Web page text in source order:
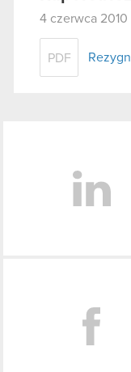
4 czerwca 2010
PDF